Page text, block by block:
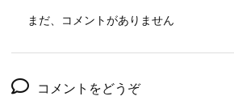
まだ、コメントがありません
コメントをどうぞ